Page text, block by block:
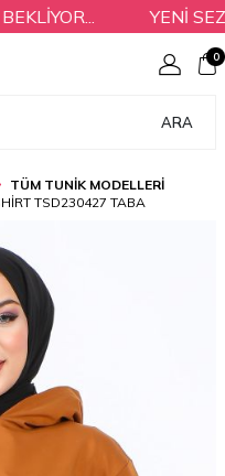
YENİ
ARA
0
TÜM TUNIK MODELLERI
TSD230427 TABA